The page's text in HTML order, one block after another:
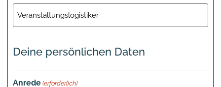
Deine persönlichen Daten
Anrede (erforderlich)